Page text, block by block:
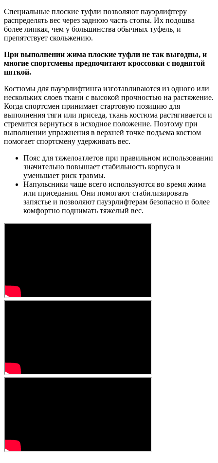
Специальные плоские туфли позволяют пауэрлифтеру
распределять вес через заднюю часть стопы. Их подошва
более липкая, чем у большинства обычных туфель, и
препятствует скольжению.
При выполнении жима плоские туфли не так выгодны, и
многие спортсмены предпочитают кроссовки с поднятой
пяткой.
Костюмы для пауэрлифтинга изготавливаются из одного или
нескольких слоев ткани с высокой прочностью на растяжение.
Когда спортсмен принимает стартовую позицию для
выполнения тяги или приседа, ткань костюма растягивается и
стремится вернуться в исходное положение. Поэтому при
выполнении упражнения в верхней точке подъема костюм
помогает спортсмену удерживать вес.
Пояс для тяжелоатлетов при правильном использовании
значительно повышает стабильность корпуса и
уменьшает риск травмы.
Напульсники чаще всего используются во время жима
или приседания. Они помогают стабилизировать
запястье и позволяют пауэрлифтерам безопасно и более
комфортно поднимать тяжелый вес.